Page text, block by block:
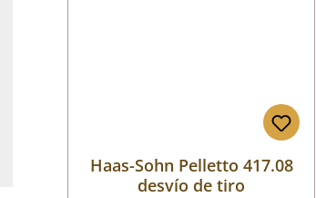
Haas-Sohn Pelletto 417.08
desvío de tiro